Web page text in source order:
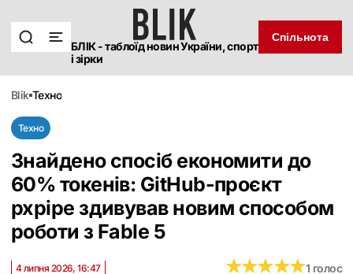
БЛІК - таблоїд новин України, спорт
і зірки
Спільнота
blik техно
Техно
Знайдено спосіб економити до
60% токенів: GitHub-проєкт
pxpipe здивував новим способом
роботи з Fable 5
4 липня 2026, 16:47 ★★★★★
★★★★★1 голос